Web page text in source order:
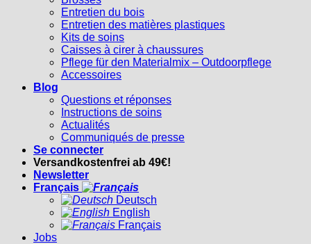
Entretien du bois
Entretien des matières plastiques
Kits de soins
Caisses à cirer à chaussures
Pflege für den Materialmix – Outdoorpflege
Accessoires
Blog
Questions et réponses
Instructions de soins
Actualités
Communiqués de presse
Se connecter
Versandkostenfrei ab 49€!
Newsletter
Français
Deutsch
English
Français
Jobs